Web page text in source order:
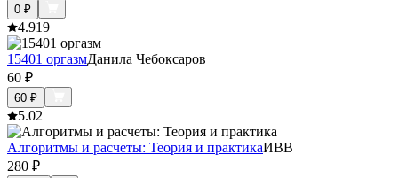
0 ₽
4.919
15401 оргазмДанила Чебоксаров
60 ₽
60 ₽
5.02
Алгоритмы и расчеты: Теория и практикаИВВ
280 ₽